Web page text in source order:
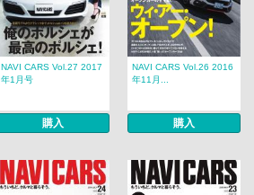
NAVI CARS Vol.27 2017
年1月号
購入
NAVI CARS Vol.26 2016
年11月...
購入